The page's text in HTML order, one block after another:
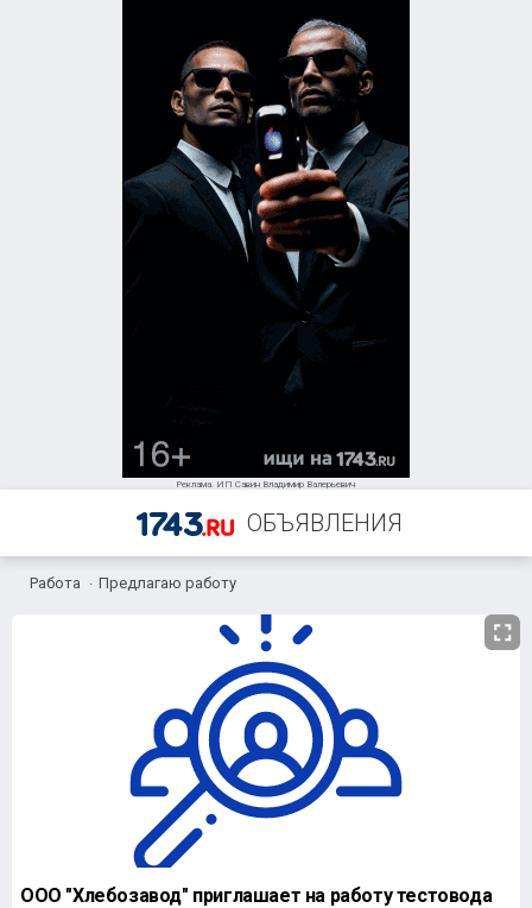
Реклама. ИП Савин Владимир Валерьевич
ОБЪЯВЛЕНИЯ
+7 (906) 834-16-64
Работа Предлагаю работу
ООО "Хлебозавод" приглашает на работу тестовода